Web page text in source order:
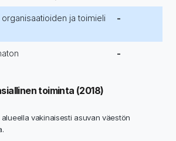
ja toimieli
-
-
toiminta (2018)
vakinaisesti asuvan väestön